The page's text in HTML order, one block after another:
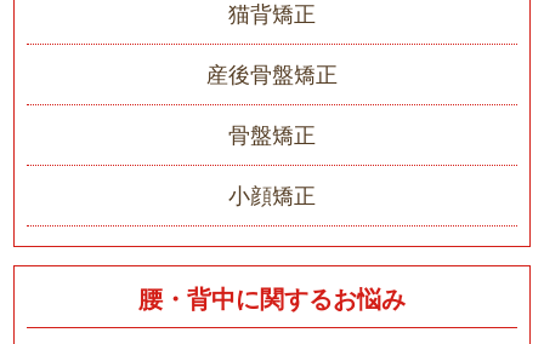
猫背矯正
産後骨盤矯正
骨盤矯正
小顔矯正
腰・背中に関するお悩み